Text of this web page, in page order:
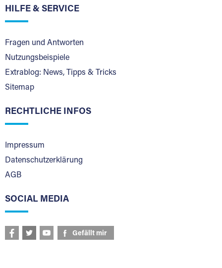
HILFE & SERVICE
Fragen und Antworten
Nutzungsbeispiele
Extrablog: News, Tipps & Tricks
Sitemap
RECHTLICHE INFOS
Impressum
Datenschutzerklärung
AGB
SOCIAL MEDIA
Gefällt mir